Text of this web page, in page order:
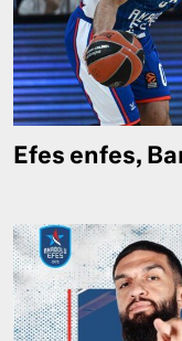
Efes enfes,